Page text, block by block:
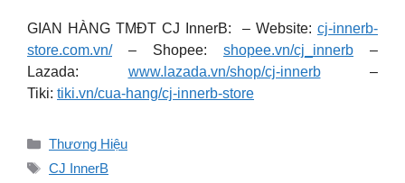
GIAN HÀNG TMĐT CJ InnerB: – Website: cj-innerb-
store.com.vn/– Shopee: shopee.vn/cj_innerb –
Lazada: www.lazada.vn/shop/cj-innerb–
Tiki: tiki.vn/cua-hang/cj-innerb-store
Danh
mục
Thương Hiệu
Thẻ
CJ InnerB